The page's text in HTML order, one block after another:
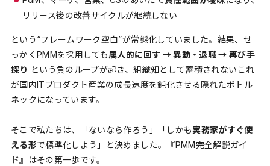
リリース後の改善サイクルが継続しない
という“フレームワーク空白”が常態化していました。結果、せ
っかくPMMを採用しても属人的に回す → 異動・退職 → 再び手
探り という負のループが起き、組織知として蓄積されない――これ
が国内ITプロダクト産業の成長速度を鈍化させる隠れたボトル
ネックになっています。
そこで私たちは、「ないなら作ろう」「しかも実務家がすぐ使
える形で標準化しよう」と決めました。『PMM完全解説ガイ
ド』はその第一歩です。